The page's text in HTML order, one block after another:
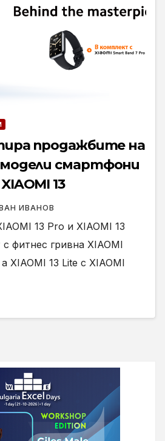
продажбите на
смартфони
13
ИВАНОВ
13 Pro и XIAOMI 13
фитнес гривна XIAOMI
XIAOMI 13 Lite с XIAOMI